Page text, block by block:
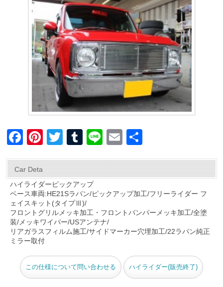
F
c
e
b
o
o
Pi
er
e
st
T
tt
er
T
m
bl
r
Li
e
E
ail
Car Deta
ハイライダーピックアップ
ベース車両:HE21Sラパン/ピックアップ加工/フリーライダー フ
ェイスキット(タイプⅢ)/
フロントグリルメッキ加工・フロントバンパーメッキ加工/全塗
装/メッキワイパー/USアンテナ/
リアガラスフィルム施工/サイドマーカー穴埋加工/22ラパン純正
ミラー取付
この仕様について問い合わせる ハイライダー(販売終了)